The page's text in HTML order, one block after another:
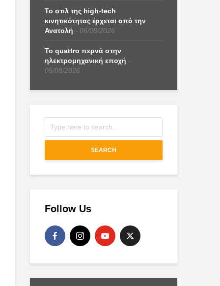
Το στιλ της high-tech
κινητικότητας έρχεται από την
Ανατολή
06/08/2026
Το quattro περνά στην
ηλεκτρομηχανική εποχή
05/08/2026
SEARCH
Follow Us